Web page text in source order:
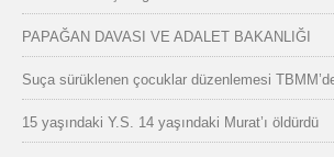
PAPAĞAN DAVASI VE ADALET BAKANLIĞI
Suça sürüklenen çocuklar düzenlemesi
15 yaşındaki Y.S. 14 yaşındaki Murat’ı öldürdü